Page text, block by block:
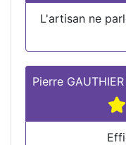
L'artisan ne
Pierre GAUTHIER